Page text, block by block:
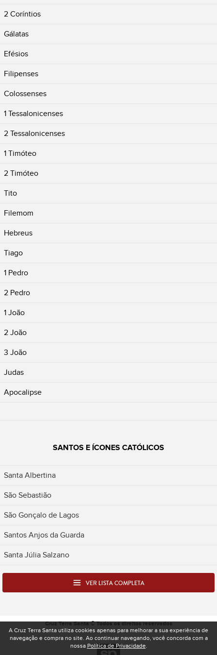
2 Coríntios
Gálatas
Efésios
Filipenses
Colossenses
1 Tessalonicenses
2 Tessalonicenses
1 Timóteo
2 Timóteo
Tito
Filemom
Hebreus
Tiago
1 Pedro
2 Pedro
1 João
2 João
3 João
Judas
Apocalipse
SANTOS E ÍCONES CATÓLICOS
Santa Albertina
São Sebastião
São Gonçalo de Lagos
Santos Anjos da Guarda
Santa Júlia Salzano
VER LISTA COMPLETA
Cruz Terra Santa © Todos os direitos reservados
Desenvolvido pela Spacelab - Produtora e
A Cruz Terra Santa utiliza cookies apenas para melhorar a sua experiência de
navegação e compra no site. Ao continuar navegando, você concorda com a
nossa Política de Privacidade.